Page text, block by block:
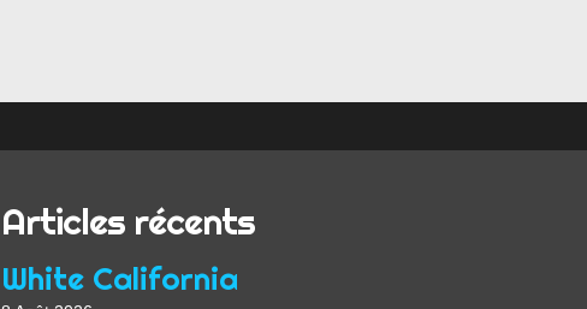
Articles récents
White California